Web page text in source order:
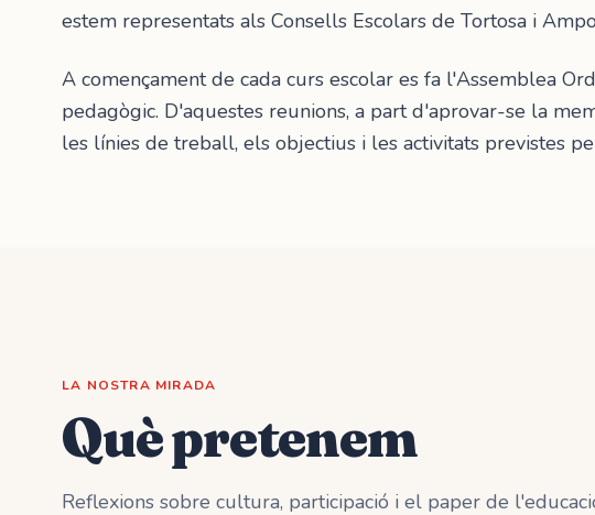
estem representats als Consells Escolars de Tortosa i
A començament de cada curs escolar es fa l'Assemblea
pedagògic. D'aquestes reunions, a part d'aprovar-se la
les línies de treball, els objectius i les activitats previstes
LA NOSTRA MIRADA
Què pretenem
Reflexions sobre cultura, participació i el paper de